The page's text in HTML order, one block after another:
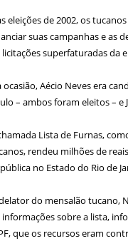
eleições de 2002, os
suas campanhas e as
superfaturadas da
ocasião, Aécio Neves era
– ambos foram eleitos – e
Lista de Furnas,
rendeu milhões de
no Estado do Rio de
do mensalão tucano,
informações sobre a lista,
que os recursos eram